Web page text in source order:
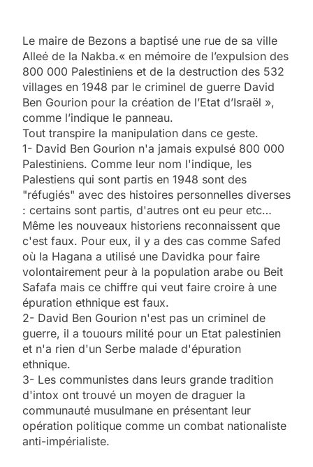
Le maire de Bezons a baptisé une rue de sa ville
Alleé de la Nakba.« en mémoire de l’expulsion des
800 000 Palestiniens et de la destruction des 532
villages en 1948 par le criminel de guerre David
Ben Gourion pour la création de l’Etat d’Israël »,
comme l’indique le panneau.
Tout transpire la manipulation dans ce geste.
1- David Ben Gourion n'a jamais expulsé 800 000
Palestiniens. Comme leur nom l'indique, les
Palestiens qui sont partis en 1948 sont des
"réfugiés" avec des histoires personnelles diverses
: certains sont partis, d'autres ont eu peur etc…
Même les nouveaux historiens reconnaissent que
c'est faux. Pour eux, il y a des cas comme Safed
où la Hagana a utilisé une Davidka pour faire
volontairement peur à la population arabe ou Beit
Safafa mais ce chiffre qui veut faire croire à une
épuration ethnique est faux.
2- David Ben Gourion n'est pas un criminel de
guerre, il a touours milité pour un Etat palestinien
et n'a rien d'un Serbe malade d'épuration
ethnique.
3- Les communistes dans leurs grande tradition
d'intox ont trouvé un moyen de draguer la
communauté musulmane en présentant leur
opération politique comme un combat nationaliste
anti-impérialiste.